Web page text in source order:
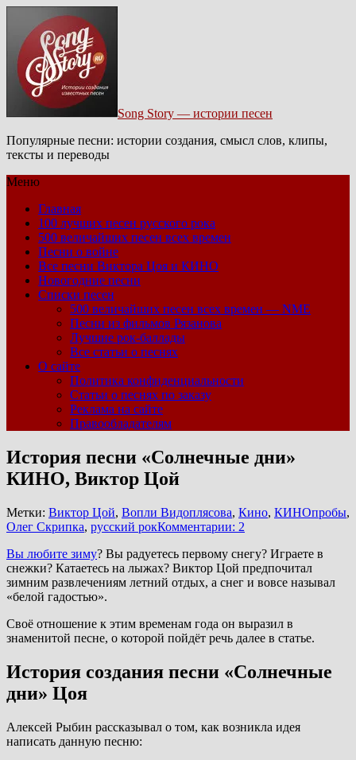
Song Story — истории песен
Популярные песни: истории создания, смысл слов, клипы,
тексты и переводы
Меню
Главная
100 лучших песен русского рока
500 величайших песен всех времен
Песни о войне
Все песни Виктора Цоя и КИНО
Новогодние песни
Списки песен
500 величайших песен всех времен — NME
Песни из фильмов Рязанова
Лучшие рок-баллады
Все статьи о песнях
О сайте
Политика конфиденциальности
Статьи о песнях по заказу
Реклама на сайте
Правообладателям
История песни «Солнечные дни»
КИНО, Виктор Цой
Метки: Виктор Цой, Вопли Видоплясова, Кино, КИНОпробы,
Олег Скрипка, русский рокКомментарии: 2
Вы любите зиму? Вы радуетесь первому снегу? Играете в
снежки? Катаетесь на лыжах? Виктор Цой предпочитал
зимним развлечениям летний отдых, а снег и вовсе называл
«белой гадостью».
Своё отношение к этим временам года он выразил в
знаменитой песне, о которой пойдёт речь далее в статье.
История создания песни «Солнечные
дни» Цоя
Алексей Рыбин рассказывал о том, как возникла идея
написать данную песню: